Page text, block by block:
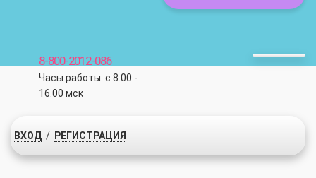
8-800-2012-086
Часы работы: с 8.00 -
16.00 мск
ВХОД / РЕГИСТРАЦИЯ